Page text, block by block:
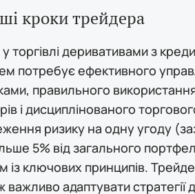
кроки трейдера
у торгівлі деривативами з
потребує ефективного
правильного
і дисциплінованого
ризику на одну угоду
5% від загального
із ключових принципів.
важливо адаптувати стратегії